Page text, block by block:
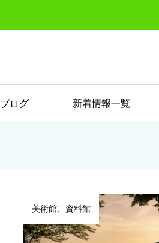
ブログ 新着情報一覧
美術館、資料館